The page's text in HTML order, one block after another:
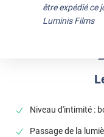
Niveau d'intimité :
Passage de la
être expédié ce
Luminis Films